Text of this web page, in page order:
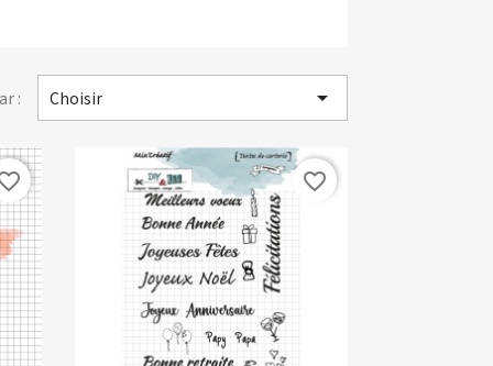
: Choisir 
favorite_border